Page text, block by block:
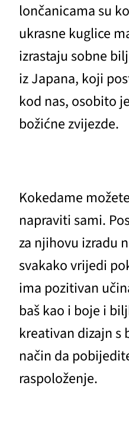
lončanicama su
ukrasne kuglice
izrastaju sobne
iz Japana, koji
kod nas, osobito
božićne zvijezde.
Kokedame
napraviti sami.
za njihovu izradu
svakako vrijedi
ima pozitivan
baš kao i boje i
kreativan dizajn s
način da
raspoloženje.